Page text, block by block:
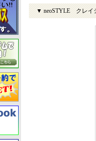
▼ neoSTYLE クレイ